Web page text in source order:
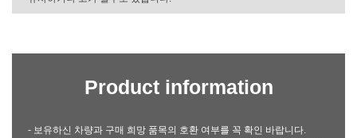
Product information
- 보유하신 차량과 구매 희망 품목의 호환 여부를 꼭 확인 바랍니다.